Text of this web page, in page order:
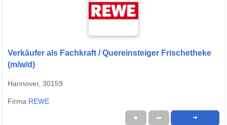
Verkäufer als Fachkraft / Quereinsteiger Frischetheke
(m/w/d)
Hannover, 30159
Firma:REWE
★ ➦ ➜